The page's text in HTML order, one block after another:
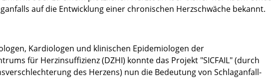
auf die Entwicklung einer chronischen Herzschwäche bekannt.
Kardiologen und klinischen Epidemiologen der
für Herzinsuffizienz (DZHI) konnte das Projekt "SICFAIL" (durch
des Herzens) nun die Bedeutung von Schlaganfall-